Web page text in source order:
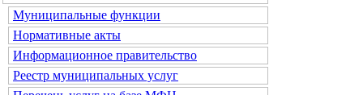
Муниципальные функции
Нормативные акты
Информационное правительство
Реестр муниципальных услуг